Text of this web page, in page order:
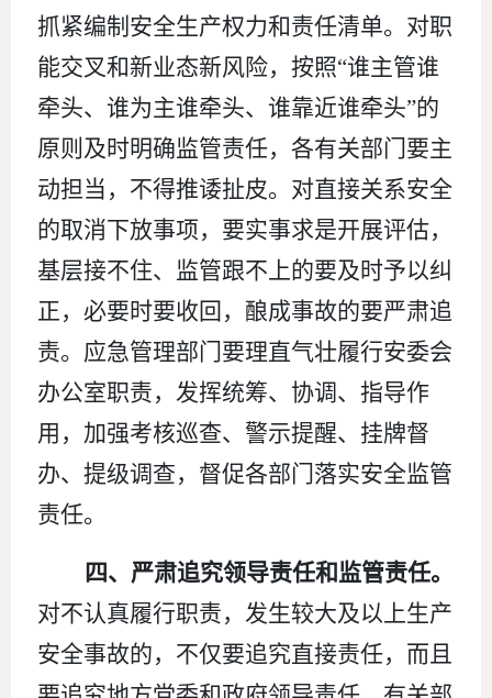
抓紧编制安全生产权力和责任清单。对职
能交叉和新业态新风险，按照“谁主管谁
牵头、谁为主谁牵头、谁靠近谁牵头”的
原则及时明确监管责任，各有关部门要主
动担当，不得推诿扯皮。对直接关系安全
的取消下放事项，要实事求是开展评估，
基层接不住、监管跟不上的要及时予以纠
正，必要时要收回，酿成事故的要严肃追
责。应急管理部门要理直气壮履行安委会
办公室职责，发挥统筹、协调、指导作
用，加强考核巡查、警示提醒、挂牌督
办、提级调查，督促各部门落实安全监管
责任。
四、严肃追究领导责任和监管责任。
对不认真履行职责，发生较大及以上生产
安全事故的，不仅要追究直接责任，而且